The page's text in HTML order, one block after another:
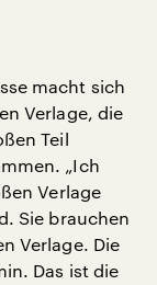
macht sich
Verlage, die
Teil
„Ich
Verlage
Sie brauchen
Verlage. Die
Das ist die